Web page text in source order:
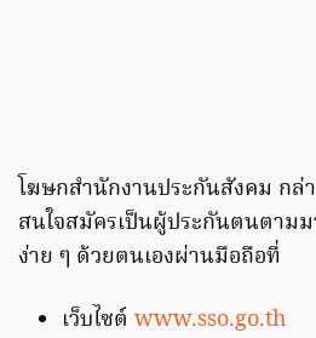
โฆษกสำนักงานประกันสังคม กล่
สนใจสมัครเป็นผู้ประกันตนตาม
ง่าย ๆ ด้วยตนเองผ่านมือถือที่
เว็บไซต์ www.sso.go.th